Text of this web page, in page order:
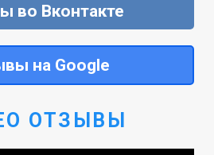
во Вконтакте
на Google
ОТЗЫВЫ